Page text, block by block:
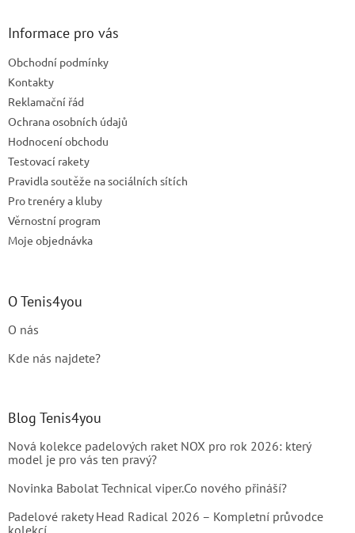
Informace pro vás
Obchodní podmínky
Kontakty
Reklamační řád
Ochrana osobních údajů
Hodnocení obchodu
Testovací rakety
Pravidla soutěže na sociálních sítích
Pro trenéry a kluby
Věrnostní program
Moje objednávka
O Tenis4you
O nás
Kde nás najdete?
Blog Tenis4you
Nová kolekce padelových raket NOX pro rok 2026: který
model je pro vás ten pravý?
Novinka Babolat Technical viper.Co nového přináší?
Padelové rakety Head Radical 2026 – Kompletní průvodce
kolekcí